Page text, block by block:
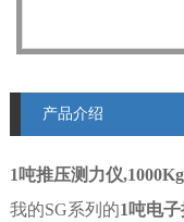
产品介绍
1吨推压测力仪
我的SG系列的1吨电